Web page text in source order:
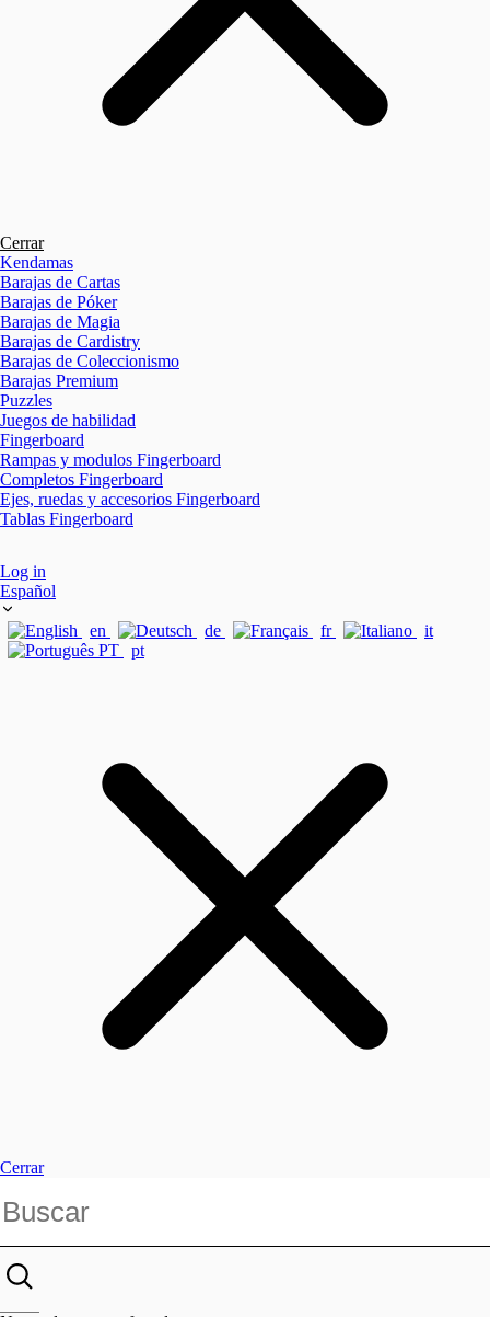
Cerrar
Kendamas
Barajas de Cartas
Barajas de Póker
Barajas de Magia
Barajas de Cardistry
Barajas de Coleccionismo
Barajas Premium
Puzzles
Juegos de habilidad
Fingerboard
Rampas y modulos Fingerboard
Completos Fingerboard
Ejes, ruedas y accesorios Fingerboard
Tablas Fingerboard
Log in
Español
en de fr
it
pt
Cerrar